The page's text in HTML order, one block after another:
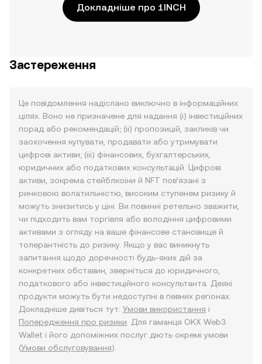
Докладніше про 1INCH
Застереження
Це повідомлення надіслано виключно в інформаційних
цілях. Воно не призначене для надання (i) інвестиційних
порад або рекомендацій; (ii) пропозицій, закликів чи
заохочення купувати, продавати або утримувати
цифрові активи; (iii) фінансових, бухгалтерських,
юридичних або податкових консультацій. Цифрові
активи, зокрема стейблкоїни й NFT пов’язані з
ринковою волатильністю, високим ступенем ризику й
можуть знизитись у ціні. Ви повинні ретельно зважити,
чи підходить вам торгівля або володіння цифровими
активами з огляду на ваше фінансове становище й
толерантність до ризику. Якщо у вас виникнуть
запитання щодо доречності будь-яких дій за
конкретних обставин, зверніться до юридичного,
податкового або інвестиційного консультанта. Деякі
продукти можуть бути недоступні в певних регіонах.
Докладніше дивіться тут: Умови використання і
Попередження про ризики . Для гаманця OKX Web3
Wallet і його допоміжних послуг діють окремі умови
(Умови обслуговування).